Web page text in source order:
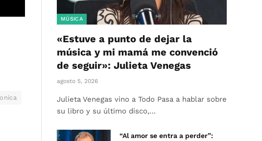
MÚSICA
«Estuve a punto de dejar la
música y mi mamá me convenció
de seguir»: Julieta Venegas
agosto 5, 2026
Julieta Venegas vino a Todo Pasa a hablar sobre
su libro y su último disco,…
“Al amor se entra a perder”: